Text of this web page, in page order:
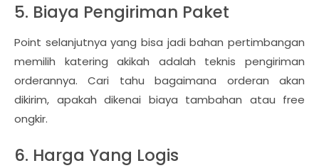
5. Biaya Pengiriman Paket
Point selanjutnya yang bisa jadi bahan pertimbangan
memilih katering akikah adalah teknis pengiriman
orderannya. Cari tahu bagaimana orderan akan
dikirim, apakah dikenai biaya tambahan atau free
ongkir.
6. Harga Yang Logis